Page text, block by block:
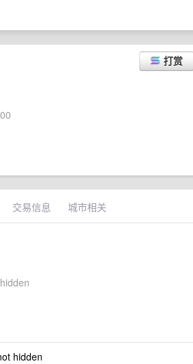
打赏
交易信息 城市相关
hidden